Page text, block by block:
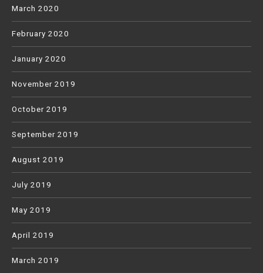
March 2020
February 2020
January 2020
November 2019
October 2019
September 2019
August 2019
July 2019
May 2019
April 2019
March 2019